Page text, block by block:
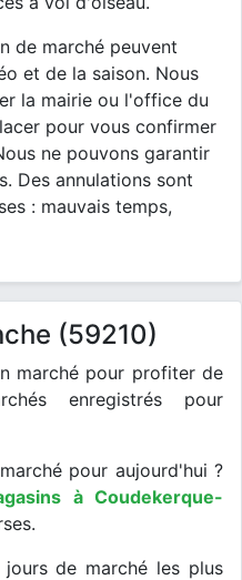
de marché peuvent
et de la saison. Nous
la mairie ou l'office du
pour vous confirmer
ne pouvons garantir
Des annulations sont
: mauvais temps,
(59210)
marché pour profiter de
enregistrés pour
pour aujourd'hui ?
à Coudekerque-
de marché les plus